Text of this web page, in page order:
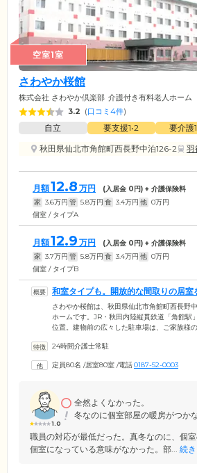
空室1室
さわやか桜館
株式会社 さわやか倶楽部 介護付き有料老人ホーム
3.2 (口コミ4件)
自立 要支援1•2 要介護
秋田県仙北市角館町西長野中泊126-2
羽
月額12.8 万円 (入居金 0円) + 介護保険料
家 3.6万円 管 5.8万円 食 3.4万円 他 0万円
個室 / タイプA
月額12.9 万円 (入居金 0円) + 介護保険料
家 3.7万円 管 5.8万円 食 3.4万円 他 0万円
個室 / タイプB
和室タイプも。開放的な間取りの居室
さわやか桜館は、秋田県仙北市角館町西長野
ホームです。JR・秋田内陸縦貫鉄道「角館駅
位置。建物前の広々した駐車場は、ご家族様
に集える場所になっています。急な体調異変
開放的な間取りです。和室もご用意し、ゆっ
24時間介護士常駐
定員80名 /居室80室 /電話0187-52-0003
1.0
全然よくなかった。
冬なのに個室部屋の暖房がつかな
職員の対応が最低だった。真冬なのに、個室
個室になっている意味がなかった。部... 続